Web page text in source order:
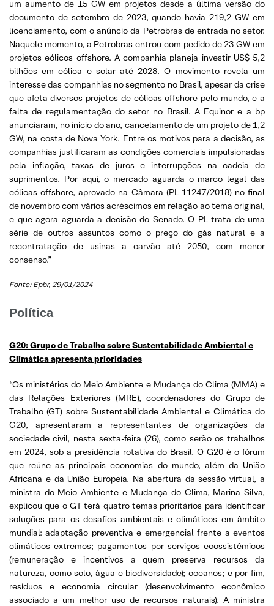
um aumento de 15 GW em projetos desde a última versão do
documento de setembro de 2023, quando havia 219,2 GW em
licenciamento, com o anúncio da Petrobras de entrada no setor.
Naquele momento, a Petrobras entrou com pedido de 23 GW em
projetos eólicos offshore. A companhia planeja investir US$ 5,2
bilhões em eólica e solar até 2028. O movimento revela um
interesse das companhias no segmento no Brasil, apesar da crise
que afeta diversos projetos de eólicas offshore pelo mundo, e a
falta de regulamentação do setor no Brasil. A Equinor e a bp
anunciaram, no início do ano, cancelamento de um projeto de 1,2
GW, na costa de Nova York. Entre os motivos para a decisão, as
companhias justificaram as condições comerciais impulsionadas
pela inflação, taxas de juros e interrupções na cadeia de
suprimentos. Por aqui, o mercado aguarda o marco legal das
eólicas offshore, aprovado na Câmara (PL 11247/2018) no final
de novembro com vários acréscimos em relação ao tema original,
e que agora aguarda a decisão do Senado. O PL trata de uma
série de outros assuntos como o preço do gás natural e a
recontratação de usinas a carvão até 2050, com menor
consenso.”
Fonte: Epbr, 29/01/2024
Política
G20: Grupo de Trabalho sobre Sustentabilidade Ambiental e
Climática apresenta prioridades
“Os ministérios do Meio Ambiente e Mudança do Clima (MMA) e
das Relações Exteriores (MRE), coordenadores do Grupo de
Trabalho (GT) sobre Sustentabilidade Ambiental e Climática do
G20, apresentaram a representantes de organizações da
sociedade civil, nesta sexta-feira (26), como serão os trabalhos
em 2024, sob a presidência rotativa do Brasil. O G20 é o fórum
que reúne as principais economias do mundo, além da União
Africana e da União Europeia. Na abertura da sessão virtual, a
ministra do Meio Ambiente e Mudança do Clima, Marina Silva,
explicou que o GT terá quatro temas prioritários para identificar
soluções para os desafios ambientais e climáticos em âmbito
mundial: adaptação preventiva e emergencial frente a eventos
climáticos extremos; pagamentos por serviços ecossistêmicos
(remuneração e incentivos a quem preserva recursos da
natureza, como solo, água e biodiversidade); oceanos; e por fim,
resíduos e economia circular (desenvolvimento econômico
associado a um melhor uso de recursos naturais). A ministra